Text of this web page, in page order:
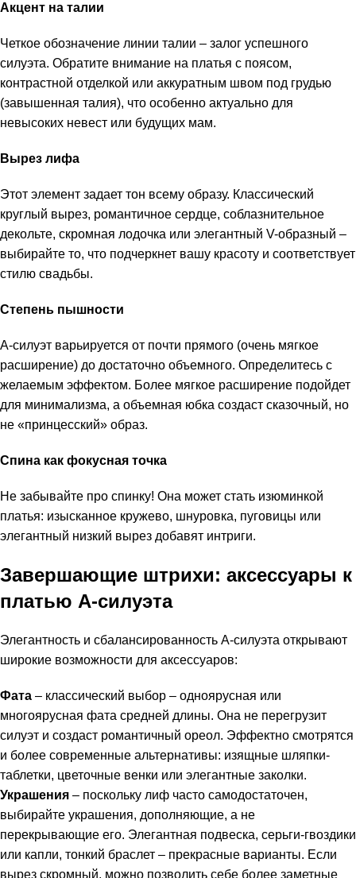
Акцент на талии
Четкое обозначение линии талии – залог успешного
силуэта. Обратите внимание на платья с поясом,
контрастной отделкой или аккуратным швом под грудью
(завышенная талия), что особенно актуально для
невысоких невест или будущих мам.
Вырез лифа
Этот элемент задает тон всему образу. Классический
круглый вырез, романтичное сердце, соблазнительное
декольте, скромная лодочка или элегантный V-образный –
выбирайте то, что подчеркнет вашу красоту и соответствует
стилю свадьбы.
Степень пышности
А-силуэт варьируется от почти прямого (очень мягкое
расширение) до достаточно объемного. Определитесь с
желаемым эффектом. Более мягкое расширение подойдет
для минимализма, а объемная юбка создаст сказочный, но
не «принцесский» образ.
Спина как фокусная точка
Не забывайте про спинку! Она может стать изюминкой
платья: изысканное кружево, шнуровка, пуговицы или
элегантный низкий вырез добавят интриги.
Завершающие штрихи: аксессуары к
платью А-силуэта
Элегантность и сбалансированность А-силуэта открывают
широкие возможности для аксессуаров:
Фата – классический выбор – одноярусная или
многоярусная фата средней длины. Она не перегрузит
силуэт и создаст романтичный ореол. Эффектно смотрятся
и более современные альтернативы: изящные шляпки-
таблетки, цветочные венки или элегантные заколки.
Украшения – поскольку лиф часто самодостаточен,
выбирайте украшения, дополняющие, а не
перекрывающие его. Элегантная подвеска, серьги-гвоздики
или капли, тонкий браслет – прекрасные варианты. Если
вырез скромный, можно позволить себе более заметные